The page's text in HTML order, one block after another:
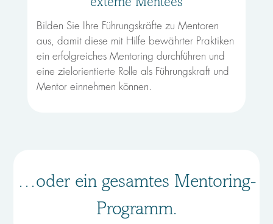
externe Mentees
Bilden Sie Ihre Führungskräfte zu Mentoren
aus, damit diese mit Hilfe bewährter Praktiken
ein erfolgreiches Mentoring durchführen und
eine zielorientierte Rolle als Führungskraft und
Mentor einnehmen können.
…oder ein gesamtes Mentoring-
Programm.